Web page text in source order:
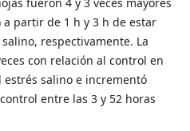
partir de 1 h y 3 h de estar
respectivamente. La
con relación al control en
salino e incrementó
entre las 3 y 52 horas